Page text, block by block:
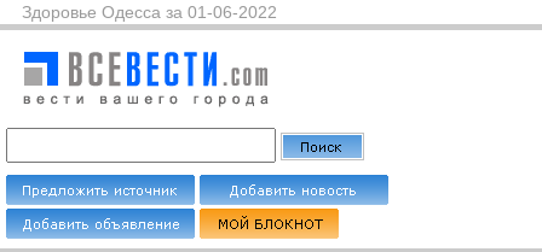
Здоровье Одесса за 01-06-2022